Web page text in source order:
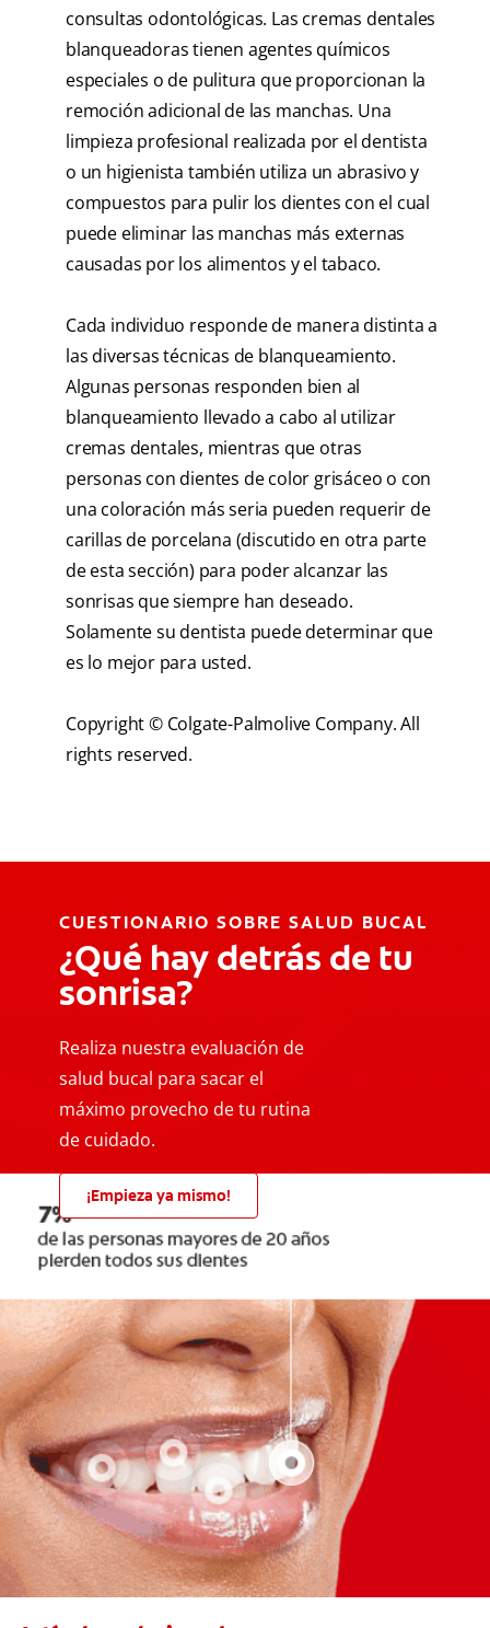
consultas odontológicas. Las cremas dentales
blanqueadoras tienen agentes químicos
especiales o de pulitura que proporcionan la
remoción adicional de las manchas. Una
limpieza profesional realizada por el dentista
o un higienista también utiliza un abrasivo y
compuestos para pulir los dientes con el cual
puede eliminar las manchas más externas
causadas por los alimentos y el tabaco.
Cada individuo responde de manera distinta a
las diversas técnicas de blanqueamiento.
Algunas personas responden bien al
blanqueamiento llevado a cabo al utilizar
cremas dentales, mientras que otras
personas con dientes de color grisáceo o con
una coloración más seria pueden requerir de
carillas de porcelana (discutido en otra parte
de esta sección) para poder alcanzar las
sonrisas que siempre han deseado.
Solamente su dentista puede determinar que
es lo mejor para usted.
Copyright © Colgate-Palmolive Company. All
rights reserved.
CUESTIONARIO SOBRE SALUD BUCAL
¿Qué hay detrás de tu
sonrisa?
Realiza nuestra evaluación de
salud bucal para sacar el
máximo provecho de tu rutina
de cuidado.
¡Empieza ya mismo!